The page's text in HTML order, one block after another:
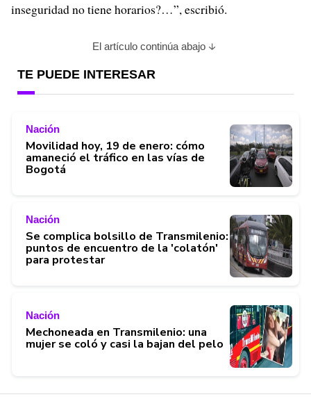
inseguridad no tiene horarios?…”, escribió.
El artículo continúa abajo
TE PUEDE INTERESAR
Nación
Movilidad hoy, 19 de enero: cómo
amaneció el tráfico en las vías de
Bogotá
Nación
Se complica bolsillo de Transmilenio:
puntos de encuentro de la 'colatón'
para protestar
Nación
Mechoneada en Transmilenio: una
mujer se coló y casi la bajan del pelo